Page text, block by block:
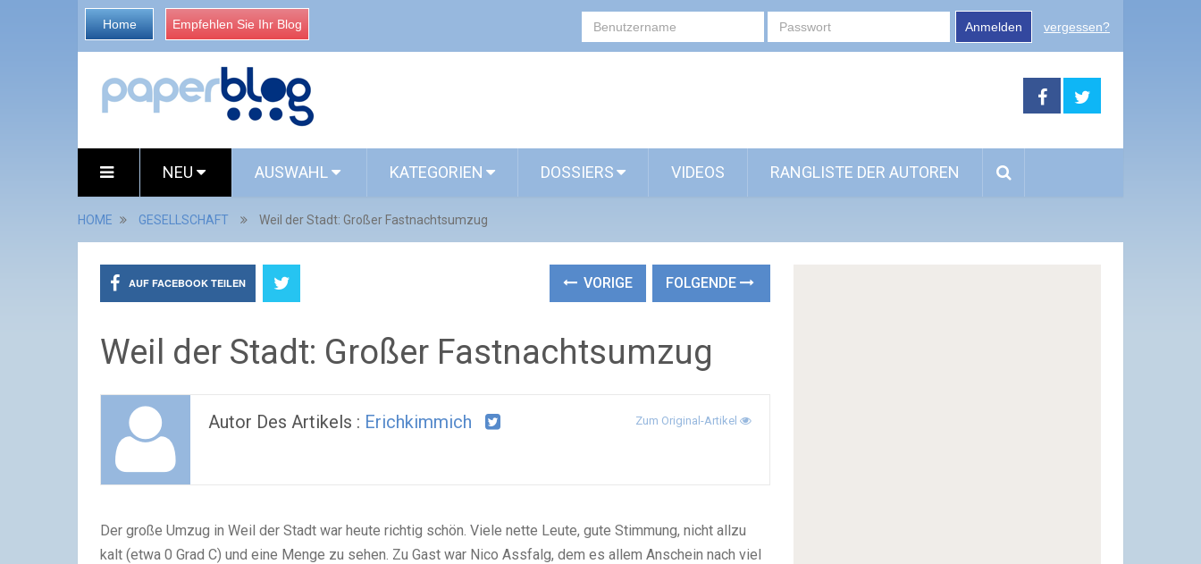
Home Empfehlen Sie Ihr Blog Anmelden vergessen?
NEU AUSWAHL KATEGORIEN DOSSIERS VIDEOS RANGLISTE DER AUTOREN
HOME GESELLSCHAFT Weil der Stadt: Großer Fastnachtsumzug
AUF FACEBOOK TEILEN VORIGE FOLGENDE
Weil der Stadt: Großer Fastnachtsumzug
Autor Des Artikels : Erichkimmich Zum Original-Artikel
Der große Umzug in Weil der Stadt war heute richtig schön. Viele nette Leute, gute Stimmung, nicht allzu
kalt (etwa 0 Grad C) und eine Menge zu sehen. Zu Gast war Nico Assfalg, dem es allem Anschein nach viel